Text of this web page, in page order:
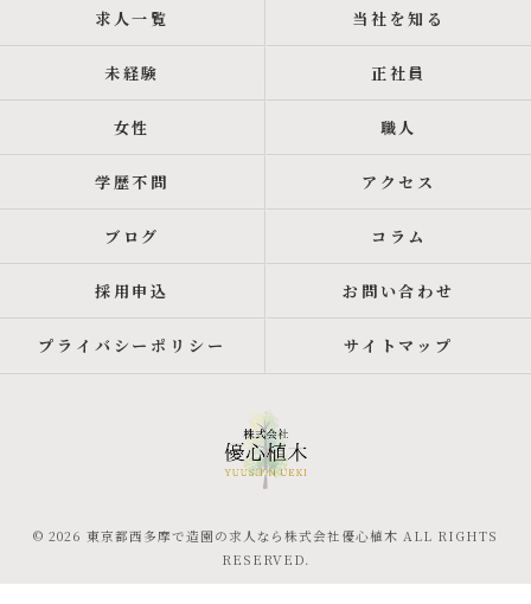
求人一覧 当社を知る
未経験 正社員
女性 職人
学歴不問 アクセス
ブログ コラム
採用申込 お問い合わせ
プライバシーポリシー サイトマップ
© 2026 東京都西多摩で造園の求人なら株式会社優心植木 ALL RIGHTS
RESERVED.